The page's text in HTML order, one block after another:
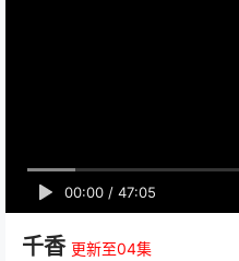
00:00 / 47:05
千香 更新至04集